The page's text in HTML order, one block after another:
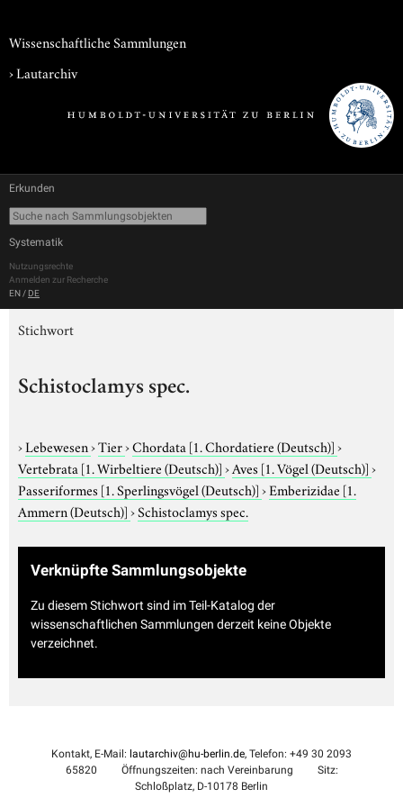
Wissenschaftliche Sammlungen
›Lautarchiv
Erkunden
Systematik
Nutzungsrechte
Anmelden zur Recherche
EN / DE
Stichwort
Schistoclamys spec.
›Lebewesen›Tier›Chordata [1. Chordatiere (Deutsch)]›
Vertebrata [1. Wirbeltiere (Deutsch)]›Aves [1. Vögel (Deutsch)]›
Passeriformes [1. Sperlingsvögel (Deutsch)]›Emberizidae [1.
Ammern (Deutsch)]›Schistoclamys spec.
Verknüpfte Sammlungsobjekte
Zu diesem Stichwort sind im Teil-Katalog der
wissenschaftlichen Sammlungen derzeit keine Objekte
verzeichnet.
Kontakt, E-Mail: lautarchiv@hu-berlin.de, Telefon: +49 30 2093
65820
Öffnungszeiten: nach Vereinbarung
Sitz:
Schloßplatz, D-10178 Berlin